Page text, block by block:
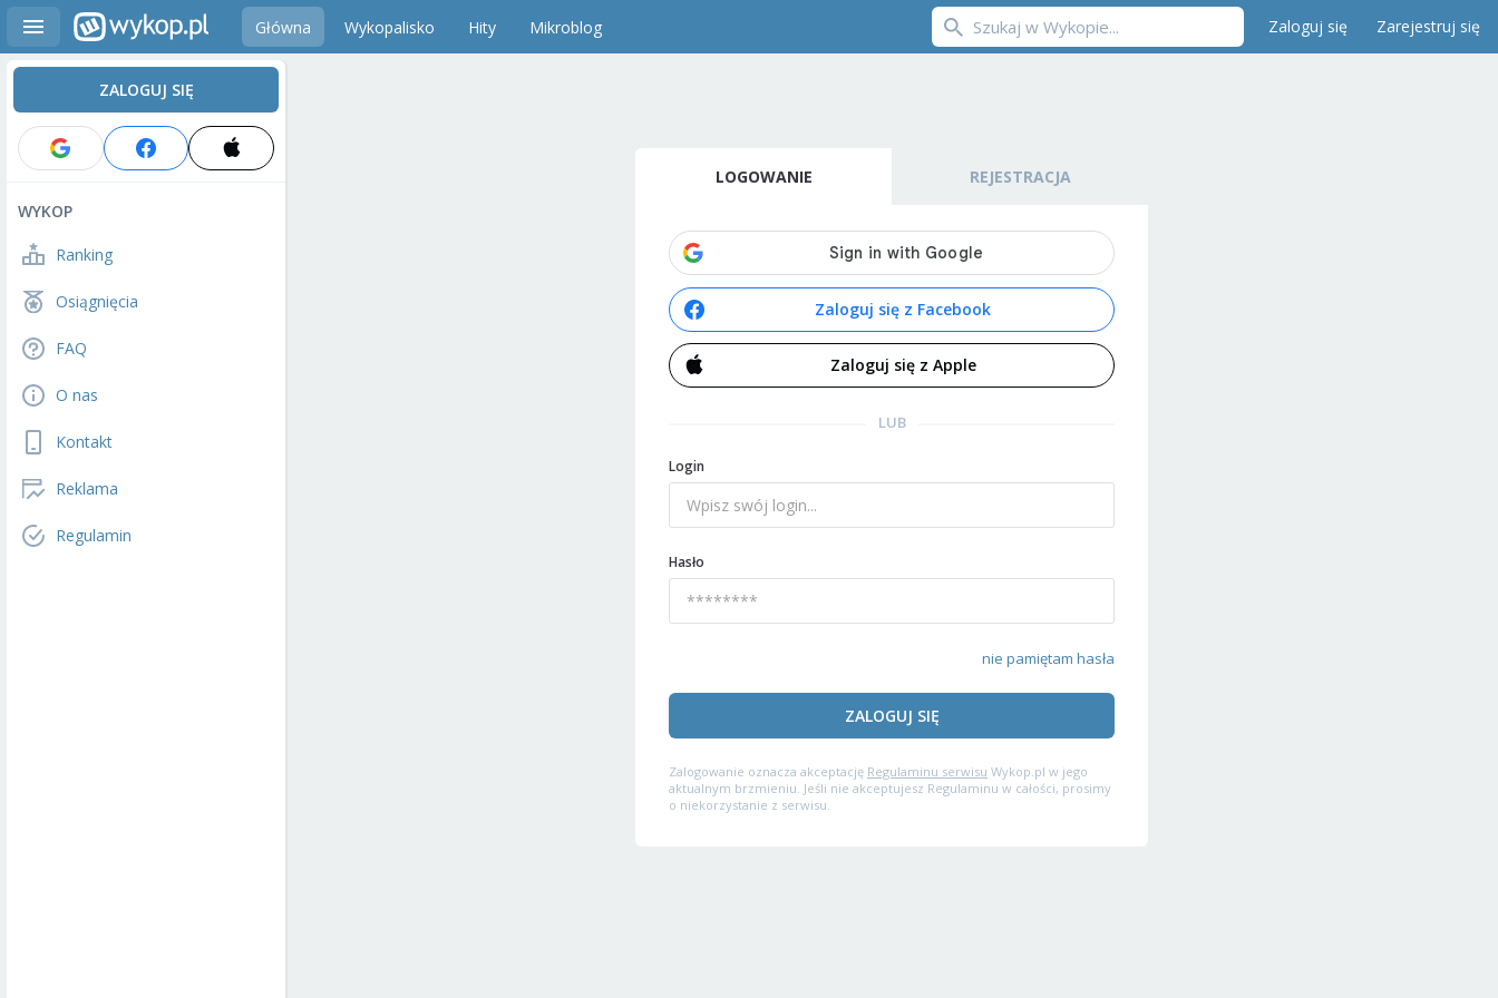
Główna Wykopalisko Hity Mikroblog Zaloguj się Zarejestruj się
ZALOGUJ SIĘ
WYKOP
Ranking
Osiągnięcia
FAQ
O nas
Kontakt
Reklama
Regulamin
LOGOWANIE REJESTRACJA
Zaloguj się z Facebook
Zaloguj się z Apple
LUB
Login
Hasło
nie pamiętam hasła
ZALOGUJ SIĘ
Zalogowanie oznacza akceptację Regulaminu serwisu Wykop.pl w jego
aktualnym brzmieniu. Jeśli nie akceptujesz Regulaminu w całości, prosimy
o niekorzystanie z serwisu.